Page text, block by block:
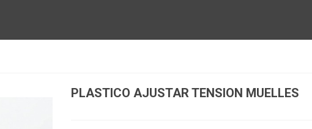
PLASTICO AJUSTAR TENSION MUELLES